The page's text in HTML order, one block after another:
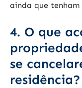
ainda que
4. O que
se
residência?